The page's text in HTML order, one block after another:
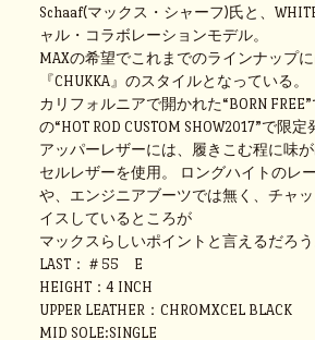
Schaaf(マックス・シャーフ)氏と、
ャル・コラボレーションモデル。
MAXの希望でこれまでのラインナップに
『CHUKKA』のスタイルとなっている。
カリフォルニアで開かれた“BORN
の“HOT ROD CUSTOM SHOW2017”で限
アッパーレザーには、履きこむ程に味
セルレザーを使用。 ロングハイトのレ
や、エンジニアブーツでは無く、チャ
イスしているところが
マックスらしいポイントと言えるだろう
LAST：＃55 E
HEIGHT：4 INCH
UPPER LEATHER：CHROMXCEL BLACK
MID SOLE:SINGLE